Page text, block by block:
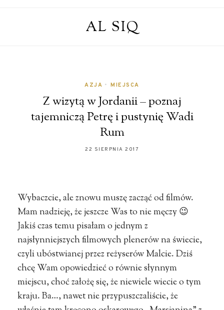
AL SIQ
AZJA • MIEJSCA
Z wizytą w Jordanii – poznaj
tajemniczą Petrę i pustynię Wadi
Rum
22 SIERPNIA 2017
Wybaczcie, ale znowu muszę zacząć od filmów.
Mam nadzieję, że jeszcze Was to nie męczy 😉
Jakiś czas temu pisałam o jednym z
najsłynniejszych filmowych plenerów na świecie,
czyli ubóstwianej przez reżyserów Malcie. Dziś
chcę Wam opowiedzieć o równie słynnym
miejscu, choć założę się, że niewiele wiecie o tym
kraju. Ba…, nawet nie przypuszczaliście, że